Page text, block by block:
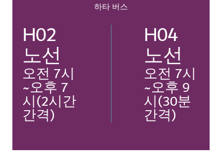
하타 버스
H02
노선
오전 7시
~오후 7
시(2시간
간격)
H04
노선
오전 7시
~오후 9
시(30분
간격)